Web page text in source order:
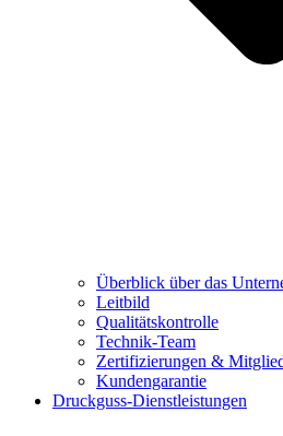
Überblick über das
Leitbild
Qualitätskontrolle
Technik-Team
Zertifizierungen &
Kundengarantie
Druckguss-Dienstleistungen